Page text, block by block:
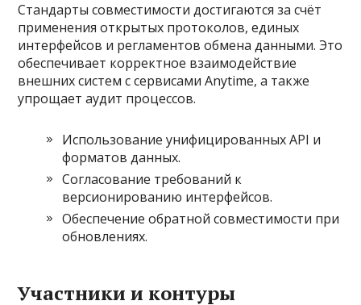
Стандарты совместимости достигаются за счёт
применения открытых протоколов, единых
интерфейсов и регламентов обмена данными. Это
обеспечивает корректное взаимодействие
внешних систем с сервисами Anytime, а также
упрощает аудит процессов.
Использование унифицированных API и
форматов данных.
Согласование требований к
версионированию интерфейсов.
Обеспечение обратной совместимости при
обновлениях.
Участники и контуры